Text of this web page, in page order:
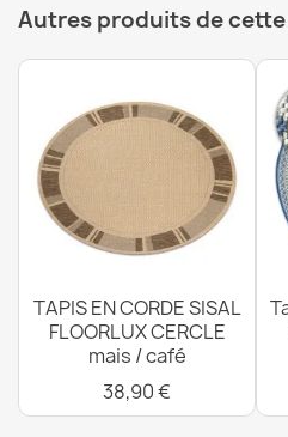
DE DEUXIÈME QUALITÉ
38,90 €
Tapis TIMO 5979 SISAL
DE DEUXIÈME QUALITÉ
28,90 €
Tapis, tapis de couloir TIMO
Autres produits de
TAPIS EN CORDE SISAL
FLOORLUX CERCLE
mais / café
38,90 €